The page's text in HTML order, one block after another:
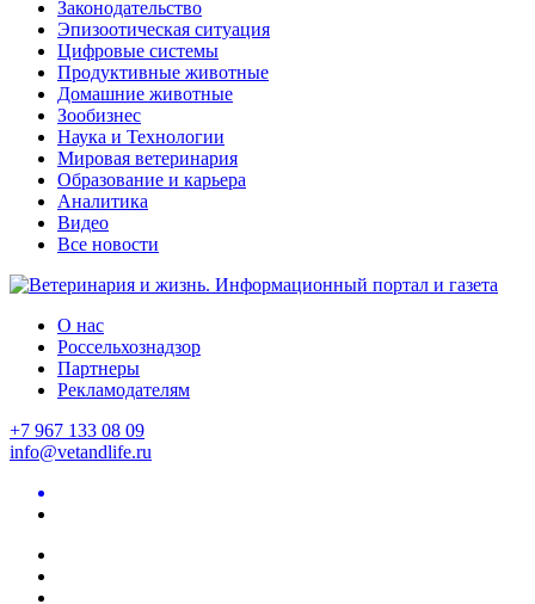
Законодательство
Эпизоотическая ситуация
Цифровые системы
Продуктивные животные
Домашние животные
Зообизнес
Наука и Технологии
Мировая ветеринария
Образование и карьера
Аналитика
Видео
Все новости
О нас
Россельхознадзор
Партнеры
Рекламодателям
+7 967 133 08 09
info@vetandlife.ru